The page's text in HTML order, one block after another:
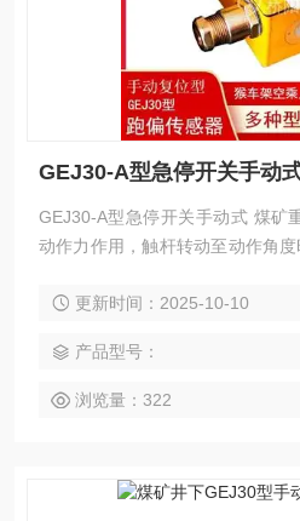
GEJ30-A型急停开关手动
GEJ30-A型急停开关手动式 煤矿
动作力作用，触杆转动至动作角度
态。 更新时间：2025-10-10
产品型号：
浏览量：322